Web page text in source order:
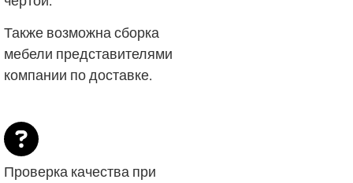
Также возможна сборка
мебели представителями
компании по доставке.
Проверка качества при